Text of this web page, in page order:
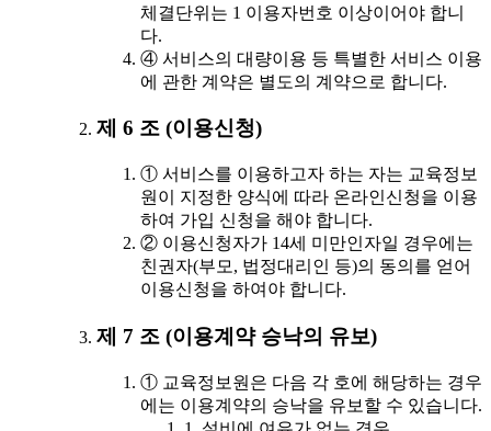
체결단위는 1 이용자번호 이상이어야 합니
다.
④ 서비스의 대량이용 등 특별한 서비스 이용
에 관한 계약은 별도의 계약으로 합니다.
제 6 조 (이용신청)
① 서비스를 이용하고자 하는 자는 교육정보
원이 지정한 양식에 따라 온라인신청을 이용
하여 가입 신청을 해야 합니다.
② 이용신청자가 14세 미만인자일 경우에는
친권자(부모, 법정대리인 등)의 동의를 얻어
이용신청을 하여야 합니다.
제 7 조 (이용계약 승낙의 유보)
① 교육정보원은 다음 각 호에 해당하는 경우
에는 이용계약의 승낙을 유보할 수 있습니다.